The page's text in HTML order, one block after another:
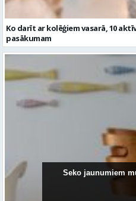
Ko darīt ar kolēģiem vasarā, 10
pasākumam
Seko jaunumiem